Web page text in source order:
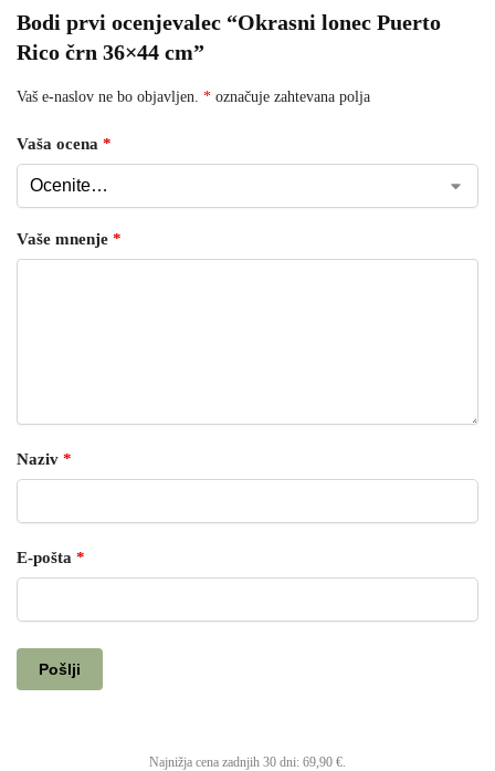
Bodi prvi ocenjevalec “Okrasni lonec Puerto
Rico črn 36×44 cm”
Vaš e-naslov ne bo objavljen. * označuje zahtevana polja
Vaša ocena *
Vaše mnenje *
Naziv *
E-pošta *
Najnižja cena zadnjih 30 dni: 69,90 €.